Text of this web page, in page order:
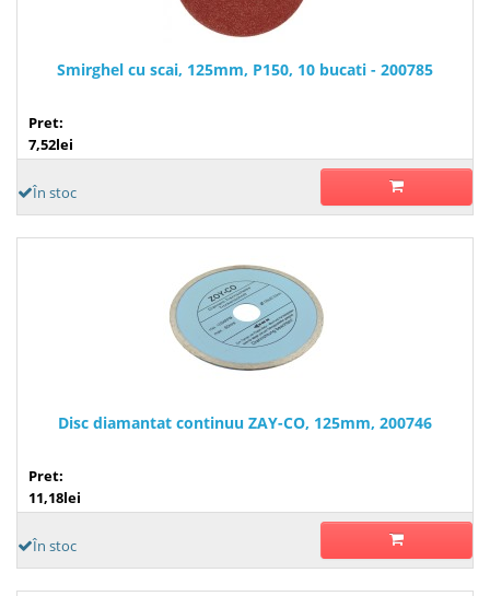
Smirghel cu scai, 125mm, P150, 10 bucati - 200785
Pret:
7,52lei
În stoc
Disc diamantat continuu ZAY-CO, 125mm, 200746
Pret:
11,18lei
În stoc